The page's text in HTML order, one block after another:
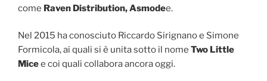
come Raven Distribution, Asmodee.
Nel 2015 ha conosciuto Riccardo Sirignano e Simone
Formicola, ai quali si è unita sotto il nome Two Little
Micee coi quali collabora ancora oggi.